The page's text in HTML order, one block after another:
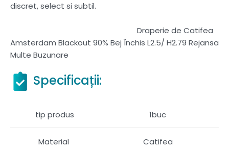
discret, select si subtil.
Draperie de Catifea
Amsterdam Blackout 90% Bej Închis L2.5/ H2.79 Rejansa
Multe Buzunare
Specificații:
tip produs 1buc
Material Catifea